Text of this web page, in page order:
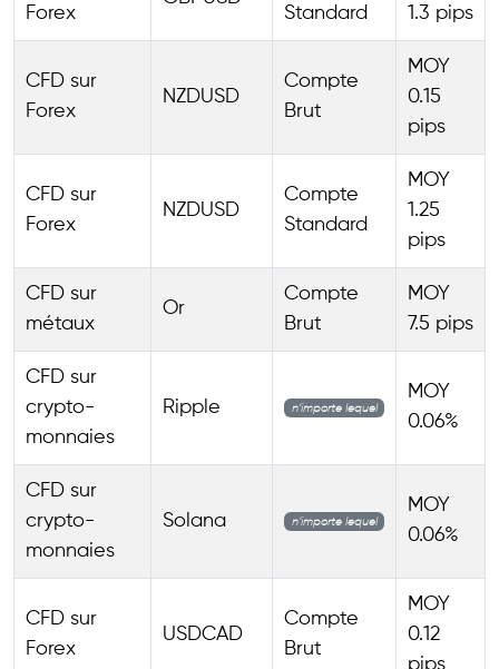
Forex
Standard
1.3 pips
CFD sur
Forex
NZDUSD
Compte
Brut
MOY
0.15
pips
CFD sur
Forex
NZDUSD
Compte
Standard
MOY
1.25
pips
CFD sur
métaux
Or
Compte
Brut
MOY
7.5 pips
CFD sur
crypto-
monnaies
Ripple n’importe lequel
MOY
0.06%
CFD sur
crypto-
monnaies
Solana n’importe lequel
MOY
0.06%
CFD sur
Forex
USDCAD
Compte
Brut
MOY
0.12
pips